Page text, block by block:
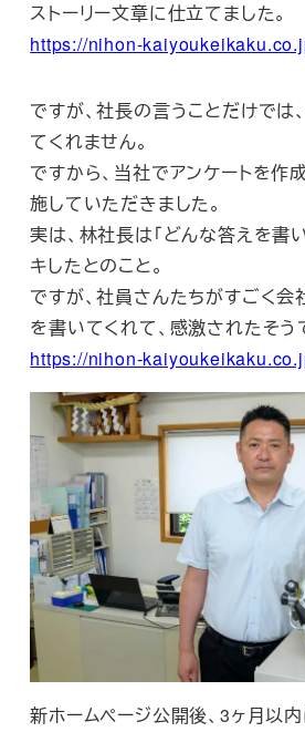
ストーリー文章に仕立てました。
https://nihon-
ですが、社長の言うことだけでは
てくれません。
ですから、当社でアンケートを作
施していただきました。
実は、林社長は「どんな答えを書
キしたとのこと。
ですが、社員さんたちがすごく
を書いてくれて、感激されたそう
https://nihon-
新ホームページ公開後、3ヶ月以